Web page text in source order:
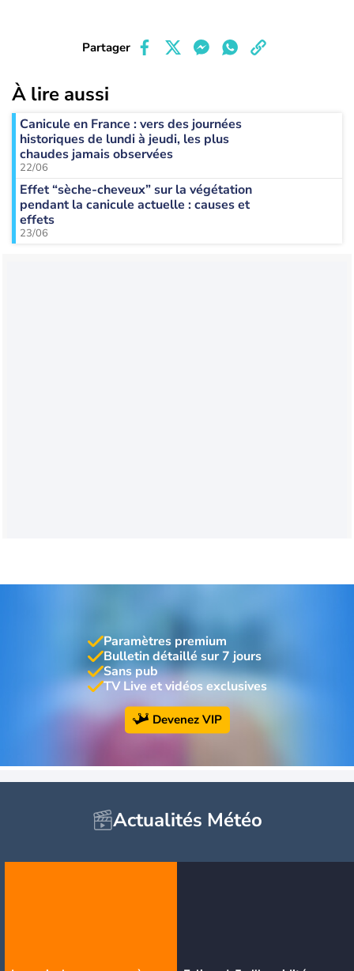
Partager
À lire aussi
Canicule en France : vers des journées
historiques de lundi à jeudi, les plus
chaudes jamais observées
22/06
Effet “sèche-cheveux” sur la végétation
pendant la canicule actuelle : causes et
effets
23/06
Paramètres premium
Bulletin détaillé sur 7 jours
Sans pub
TV Live et vidéos exclusives
Devenez VIP
Actualités Météo